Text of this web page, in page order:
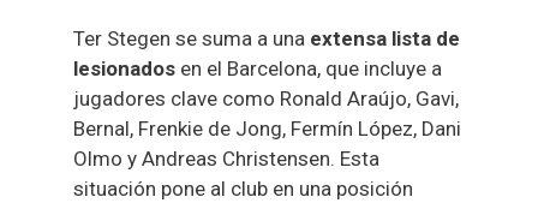
Ter Stegen se suma a una extensa lista de
lesionados en el Barcelona, que incluye a
jugadores clave como Ronald Araújo, Gavi,
Bernal, Frenkie de Jong, Fermín López, Dani
Olmo y Andreas Christensen. Esta
situación pone al club en una posición